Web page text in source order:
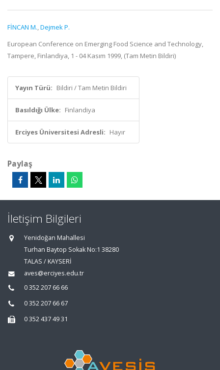
FİNCAN M.,Dejmek P.
European Conference on Emerging Food Science and Technology,
Tampere, Finlandiya, 1 - 04 Kasım 1999, (Tam Metin Bildiri)
Yayın Türü: Bildiri / Tam Metin Bildiri
Basıldığı Ülke: Finlandiya
Erciyes Üniversitesi Adresli: Hayır
Paylaş
İletişim Bilgileri
Yenidoğan Mahallesi
Turhan Baytop Sokak No:1 38280
TALAS / KAYSERİ
aves@erciyes.edu.tr
0 352 207 66 66
0 352 207 66 67
0 352 437 49 31